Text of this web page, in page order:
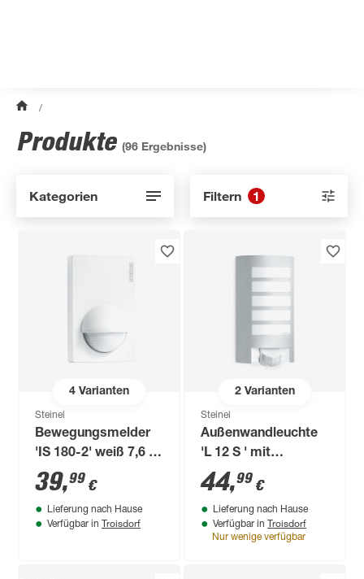
/
Produkte (96 Ergebnisse)
Kategorien Filtern 1
4Varianten
Steinel
Bewegungsmelder
'IS 180-2' weiß 7,6 x
12 x 5,6 cm
39,99 €
Lieferung nach Hause
Verfügbar in Troisdorf
2Varianten
Steinel
Außenwandleuchte
'L 12 S ' mit
Bewegungssensor
60 W IP 44 15,5 x
27,2 cm
44,99 €
Lieferung nach Hause
Verfügbar in Troisdorf
Nur wenige verfügbar